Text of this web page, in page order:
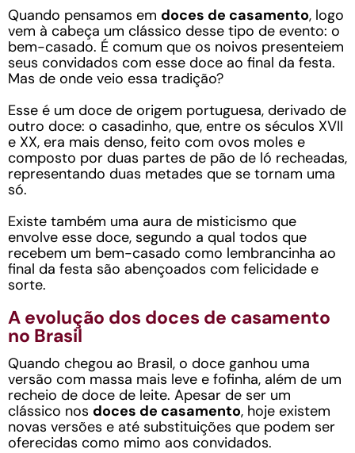
Quando pensamos em doces de casamento, logo
vem à cabeça um clássico desse tipo de evento: o
bem-casado. É comum que os noivos presenteiem
seus convidados com esse doce ao final da festa.
Mas de onde veio essa tradição?
Esse é um doce de origem portuguesa, derivado de
outro doce: o casadinho, que, entre os séculos XVII
e XX, era mais denso, feito com ovos moles e
composto por duas partes de pão de ló recheadas,
representando duas metades que se tornam uma
só.
Existe também uma aura de misticismo que
envolve esse doce, segundo a qual todos que
recebem um bem-casado como lembrancinha ao
final da festa são abençoados com felicidade e
sorte.
A evolução dos doces de casamento
no Brasil
Quando chegou ao Brasil, o doce ganhou uma
versão com massa mais leve e fofinha, além de um
recheio de doce de leite. Apesar de ser um
clássico nos doces de casamento, hoje existem
novas versões e até substituições que podem ser
oferecidas como mimo aos convidados.